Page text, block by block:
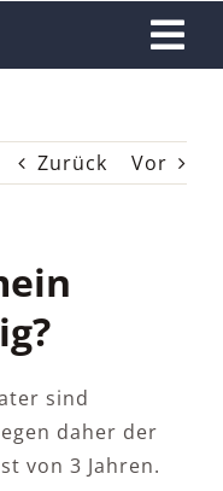
Termine & Tickets
Exklusivbuchung
Fragen
Zurück Vor
sind
daher der
von 3 Jahren.